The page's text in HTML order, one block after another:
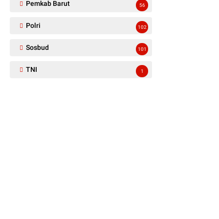
Pemkab Barut 56
Polri 102
Sosbud 101
TNI 1